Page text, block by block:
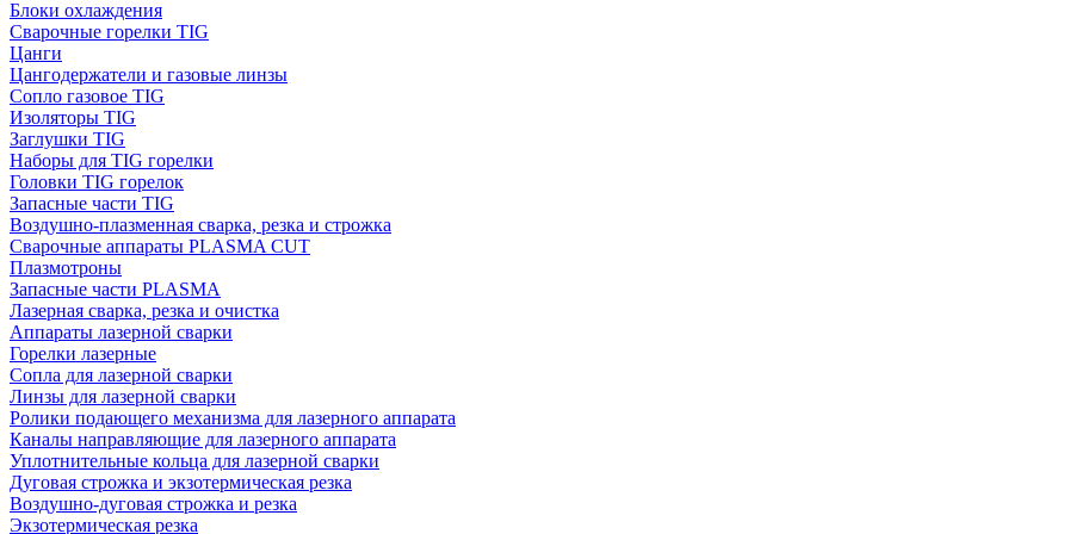
Блоки охлаждения
Сварочные горелки TIG
Цанги
Цангодержатели и газовые линзы
Сопло газовое TIG
Изоляторы TIG
Заглушки TIG
Наборы для TIG горелки
Головки TIG горелок
Запасные части TIG
Воздушно-плазменная сварка, резка и строжка
Сварочные аппараты PLASMA CUT
Плазмотроны
Запасные части PLASMA
Лазерная сварка, резка и очистка
Аппараты лазерной сварки
Горелки лазерные
Сопла для лазерной сварки
Линзы для лазерной сварки
Ролики подающего механизма для лазерного аппарата
Каналы направляющие для лазерного аппарата
Уплотнительные кольца для лазерной сварки
Дуговая строжка и экзотермическая резка
Воздушно-дуговая строжка и резка
Экзотермическая резка